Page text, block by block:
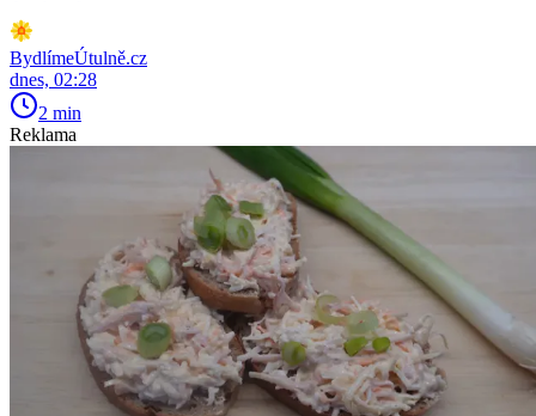
BydlímeÚtulně.cz
dnes, 02:28
2 min
Reklama